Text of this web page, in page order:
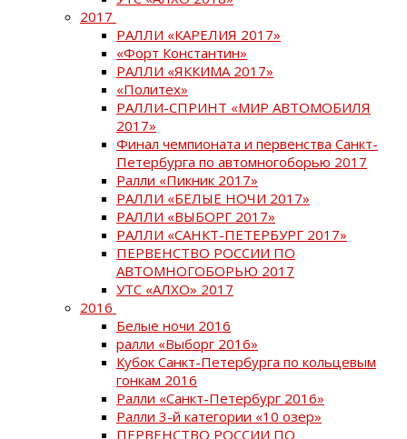
2017
РАЛЛИ «КАРЕЛИЯ 2017»
«Форт Константин»
РАЛЛИ «ЯККИМА 2017»
«Политех»
РАЛЛИ-СПРИНТ «МИР АВТОМОБИЛЯ
2017»
Финал чемпионата и первенства Санкт-
Петербурга по автомногоборью 2017
Ралли «Пикник 2017»
РАЛЛИ «БЕЛЫЕ НОЧИ 2017»
РАЛЛИ «ВЫБОРГ 2017»
РАЛЛИ «САНКТ-ПЕТЕРБУРГ 2017»
ПЕРВЕНСТВО РОССИИ ПО
АВТОМНОГОБОРЬЮ 2017
УТС «АЛХО» 2017
2016
Белые ночи 2016
ралли «Выборг 2016»
Кубок Санкт-Петербурга по кольцевым
гонкам 2016
Ралли «Санкт-Петербург 2016»
Ралли 3-й категории «10 озер»
ПЕРВЕНСТВО РОССИИ ПО